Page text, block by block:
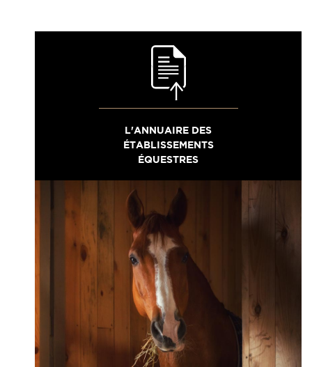
L'ANNUAIRE DES
ÉTABLISSEMENTS
ÉQUESTRES